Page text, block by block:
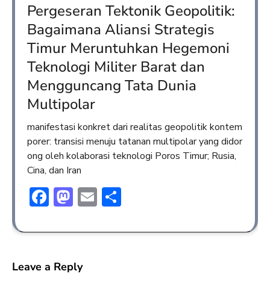
Pergeseran Tektonik Geopolitik:
Bagaimana Aliansi Strategis
Timur Meruntuhkan Hegemoni
Teknologi Militer Barat dan
Mengguncang Tata Dunia
Multipolar
manifestasi konkret dari realitas geopolitik kontem
porer: transisi menuju tatanan multipolar yang didor
ong oleh kolaborasi teknologi Poros Timur; Rusia,
Cina, dan Iran
Facebook
Mastodon
Email
Leave a Reply